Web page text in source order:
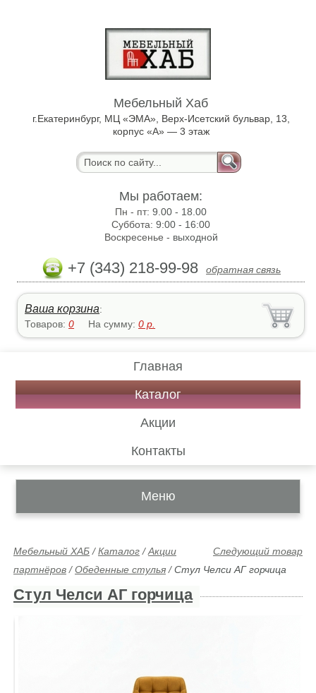
Мебельный Хаб
г.Екатеринбург, МЦ «ЭМА», Верх-Исетский бульвар, 13,
корпус «А» — 3 этаж
Мы работаем:
Пн - пт:9.00 - 18.00
Суббота:9:00 - 16:00
Воскресенье - выходной
+7 (343) 218-99-98 обратная связь
Ваша корзина:
Товаров:0 На сумму:0 р.
Главная
Каталог
Акции
Контакты
Меню
Следующий товар
Мебельный ХАБ /Каталог /Акции
партнёров /Обеденные стулья /Стул Челси АГ горчица
Стул Челси АГ горчица